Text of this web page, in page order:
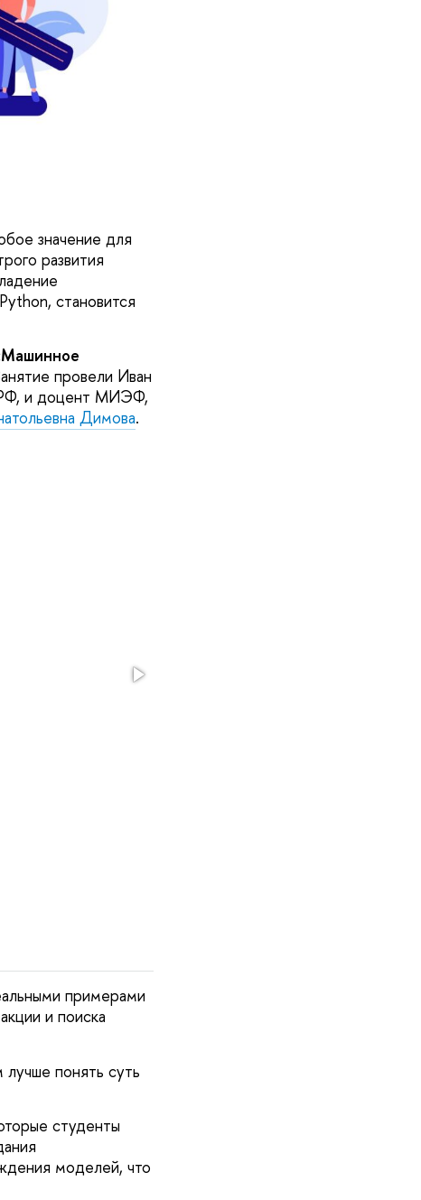
значение для
развития
становится
провели Иван
РФ, и доцент МИЭФ,
Димова.
примерами
и поиска
понять суть
студенты
моделей, что